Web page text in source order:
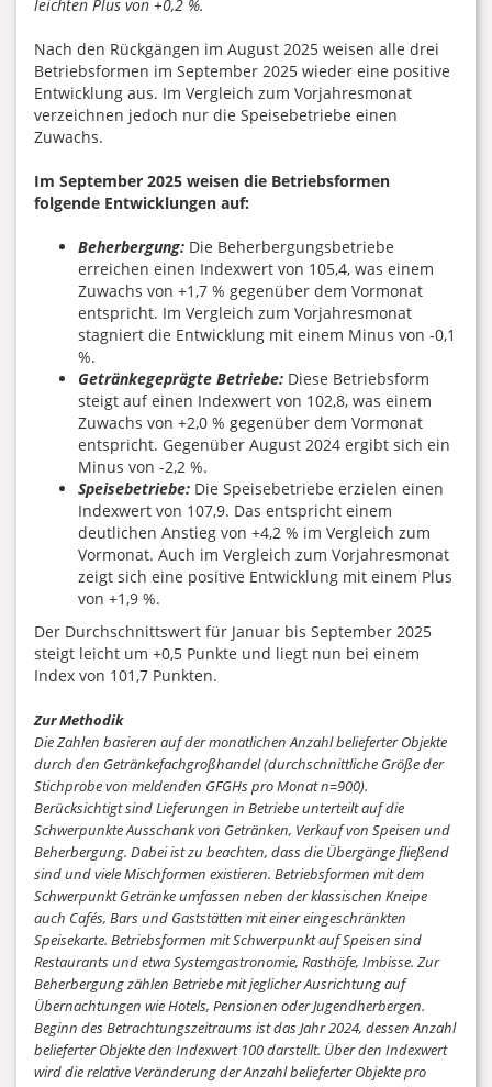
leichten Plus von +0,2 %.
Nach den Rückgängen im August 2025 weisen alle drei
Betriebsformen im September 2025 wieder eine positive
Entwicklung aus. Im Vergleich zum Vorjahresmonat
verzeichnen jedoch nur die Speisebetriebe einen
Zuwachs.
Im September 2025 weisen die Betriebsformen
folgende Entwicklungen auf:
Beherbergung: Die Beherbergungsbetriebe
erreichen einen Indexwert von 105,4, was einem
Zuwachs von +1,7 % gegenüber dem Vormonat
entspricht. Im Vergleich zum Vorjahresmonat
stagniert die Entwicklung mit einem Minus von -0,1
%.
Getränkegeprägte Betriebe: Diese Betriebsform
steigt auf einen Indexwert von 102,8, was einem
Zuwachs von +2,0 % gegenüber dem Vormonat
entspricht. Gegenüber August 2024 ergibt sich ein
Minus von -2,2 %.
Speisebetriebe: Die Speisebetriebe erzielen einen
Indexwert von 107,9. Das entspricht einem
deutlichen Anstieg von +4,2 % im Vergleich zum
Vormonat. Auch im Vergleich zum Vorjahresmonat
zeigt sich eine positive Entwicklung mit einem Plus
von +1,9 %.
Der Durchschnittswert für Januar bis September 2025
steigt leicht um +0,5 Punkte und liegt nun bei einem
Index von 101,7 Punkten.
Zur Methodik
Die Zahlen basieren auf der monatlichen Anzahl belieferter Objekte
durch den Getränkefachgroßhandel (durchschnittliche Größe der
Stichprobe von meldenden GFGHs pro Monat n=900).
Berücksichtigt sind Lieferungen in Betriebe unterteilt auf die
Schwerpunkte Ausschank von Getränken, Verkauf von Speisen und
Beherbergung. Dabei ist zu beachten, dass die Übergänge fließend
sind und viele Mischformen existieren. Betriebsformen mit dem
Schwerpunkt Getränke umfassen neben der klassischen Kneipe
auch Cafés, Bars und Gaststätten mit einer eingeschränkten
Speisekarte. Betriebsformen mit Schwerpunkt auf Speisen sind
Restaurants und etwa Systemgastronomie, Rasthöfe, Imbisse. Zur
Beherbergung zählen Betriebe mit jeglicher Ausrichtung auf
Übernachtungen wie Hotels, Pensionen oder Jugendherbergen.
Beginn des Betrachtungszeitraums ist das Jahr 2024, dessen Anzahl
belieferter Objekte den Indexwert 100 darstellt. Über den Indexwert
wird die relative Veränderung der Anzahl belieferter Objekte pro